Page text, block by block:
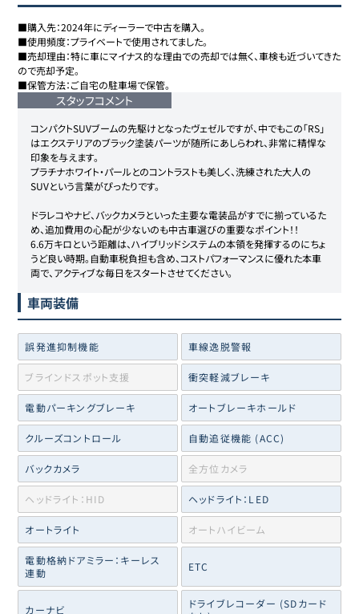
■購入先：2024年にディーラーで中古を購入。
■使用頻度：プライベートで使用されてました。
■売却理由：特に車にマイナス的な理由での売却では無く、車検も近づいてきた
ので売却予定。
■保管方法：ご自宅の駐車場で保管。
スタッフコメント
コンパクトSUVブームの先駆けとなったヴェゼルですが、中でもこの「RS」
はエクステリアのブラック塗装パーツが随所にあしらわれ、非常に精悍な
印象を与えます。
プラチナホワイト・パールとのコントラストも美しく、洗練された大人の
SUVという言葉がぴったりです。
​ドラレコやナビ、バックカメラといった主要な電装品がすでに揃っているた
め、追加費用の心配が少ないのも中古車選びの重要なポイント！！
6.6万キロという距離は、ハイブリッドシステムの本領を発揮するのにちょ
うど良い時期。自動車税負担も含め、コストパフォーマンスに優れた本車
両で、アクティブな毎日をスタートさせてください。
車両装備
誤発進抑制機能 車線逸脱警報
ブラインドスポット支援 衝突軽減ブレーキ
電動パーキングブレーキ オートブレーキホールド
クルーズコントロール 自動追従機能 (ACC)
バックカメラ 全方位カメラ
ヘッドライト：HID ヘッドライト：LED
オートライト オートハイビーム
電動格納ドアミラー：キーレス
連動
ETC
カーナビ
ドライブレコーダー (SDカード